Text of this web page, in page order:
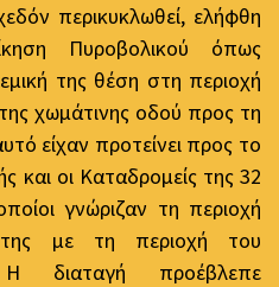
περικυκλωθεί, ελήφθη
Πυροβολικού όπως
της θέση στη περιοχή
χωμάτινης οδού προς τη
είχαν προτείνει προς το
και οι Καταδρομείς της 32
γνώριζαν τη περιοχή
με τη περιοχή του
διαταγή προέβλεπε